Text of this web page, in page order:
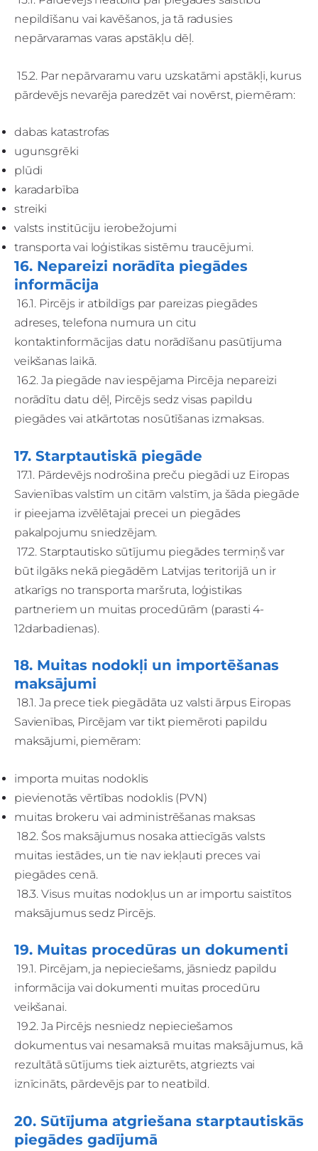
nepildīšanu vai kavēšanos, ja tā radusies
nepārvaramas varas apstākļu dēļ.
15.2. Par nepārvaramu varu uzskatāmi apstākļi, kurus
pārdevējs nevarēja paredzēt vai novērst, piemēram:
dabas katastrofas
ugunsgrēki
plūdi
karadarbība
streiki
valsts institūciju ierobežojumi
transporta vai loģistikas sistēmu traucējumi.
16. Nepareizi norādīta piegādes
informācija
16.1. Pircējs ir atbildīgs par pareizas piegādes
adreses, telefona numura un citu
kontaktinformācijas datu norādīšanu pasūtījuma
veikšanas laikā.
16.2. Ja piegāde nav iespējama Pircēja nepareizi
norādītu datu dēļ, Pircējs sedz visas papildu
piegādes vai atkārtotas nosūtīšanas izmaksas.
17. Starptautiskā piegāde
17.1. Pārdevējs nodrošina preču piegādi uz Eiropas
Savienības valstīm un citām valstīm, ja šāda piegāde
ir pieejama izvēlētajai precei un piegādes
pakalpojumu sniedzējam.
17.2. Starptautisko sūtījumu piegādes termiņš var
būt ilgāks nekā piegādēm Latvijas teritorijā un ir
atkarīgs no transporta maršruta, loģistikas
partneriem un muitas procedūrām (parasti 4-
12darbadienas).
18. Muitas nodokļi un importēšanas
maksājumi
18.1. Ja prece tiek piegādāta uz valsti ārpus Eiropas
Savienības, Pircējam var tikt piemēroti papildu
maksājumi, piemēram:
importa muitas nodoklis
pievienotās vērtības nodoklis (PVN)
muitas brokeru vai administrēšanas maksas
18.2. Šos maksājumus nosaka attiecīgās valsts
muitas iestādes, un tie nav iekļauti preces vai
piegādes cenā.
18.3. Visus muitas nodokļus un ar importu saistītos
maksājumus sedz Pircējs.
19. Muitas procedūras un dokumenti
19.1. Pircējam, ja nepieciešams, jāsniedz papildu
informācija vai dokumenti muitas procedūru
veikšanai.
19.2. Ja Pircējs nesniedz nepieciešamos
dokumentus vai nesamaksā muitas maksājumus, kā
rezultātā sūtījums tiek aizturēts, atgriezts vai
iznīcināts, pārdevējs par to neatbild.
20. Sūtījuma atgriešana starptautiskās
piegādes gadījumā